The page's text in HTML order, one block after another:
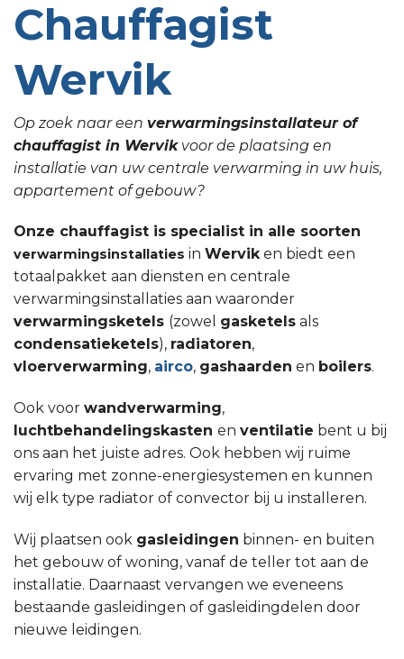
Chauffagist
Wervik
Op zoek naar een verwarmingsinstallateur of
chauffagist in Wervikvoor de plaatsing en
installatie van uw centrale verwarming in uw huis,
appartement of gebouw?
Onze chauffagist is specialist in alle soorten
verwarmingsinstallaties in Werviken biedt een
totaalpakket aan diensten en centrale
verwarmingsinstallaties aan waaronder
verwarmingsketels (zowel gasketels als
condensatieketels), radiatoren,
vloerverwarming, airco, gashaarden en boilers.
Ook voor wandverwarming,
luchtbehandelingskasten en ventilatie bent u bij
ons aan het juiste adres. Ook hebben wij ruime
ervaring met zonne-energiesystemen en kunnen
wij elk type radiator of convector bij u installeren.
Wij plaatsen ook gasleidingen binnen- en buiten
het gebouw of woning, vanaf de teller tot aan de
installatie. Daarnaast vervangen we eveneens
bestaande gasleidingen of gasleidingdelen door
nieuwe leidingen.